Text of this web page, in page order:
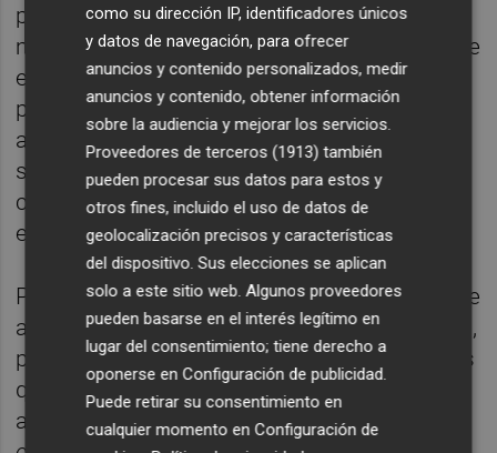
principales industrias. No me imagino al
ministro de Industria alemán manteniéndose
en silencio si ocurrieran ataques en su
propio país contra la industria de la
automoción, cuestionando las políticas de
sostenibilidad de sus fábricas o la falta de
compromiso y apuesta por el coche
eléctrico, por ejemplo.
Pero ¿sabéis verdaderamente lo que más me
altera? La mayoría de los que se manifiestan,
participan en los escraches y muchos de los
que escriben en redes apoyando estas
acciones, acaban de bajarse de un avión
como su dirección IP, identificadores únicos
y datos de navegación, para ofrecer
anuncios y contenido personalizados, medir
anuncios y contenido, obtener información
sobre la audiencia y mejorar los servicios.
Proveedores de terceros (1913) también
pueden procesar sus datos para estos y
otros fines, incluido el uso de datos de
geolocalización precisos y características
del dispositivo. Sus elecciones se aplican
solo a este sitio web. Algunos proveedores
pueden basarse en el interés legítimo en
lugar del consentimiento; tiene derecho a
oponerse enConfiguración de publicidad.
Puede retirar su consentimiento en
cualquier momento enConfiguración de